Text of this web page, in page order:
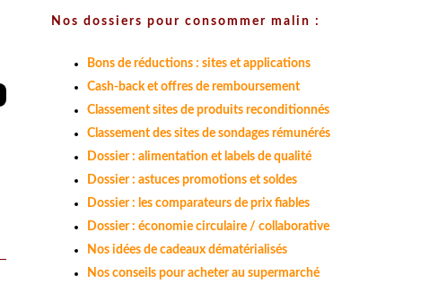
Nos dossiers pour consommer malin :
Bons de réductions : sites et applications
Cash-back et offres de remboursement
Classement sites de produits reconditionnés
Classement des sites de sondages rémunérés
Dossier : alimentation et labels de qualité
Dossier : astuces promotions et soldes
Dossier : les comparateurs de prix fiables
Dossier : économie circulaire / collaborative
Nos idées de cadeaux dématérialisés
Nos conseils pour acheter au supermarché